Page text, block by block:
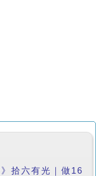
拾六有光｜做16